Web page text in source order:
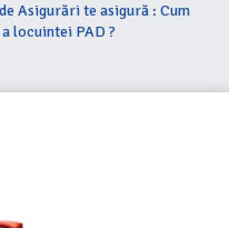
Asigurări te asigură : Cum
locuintei PAD ?